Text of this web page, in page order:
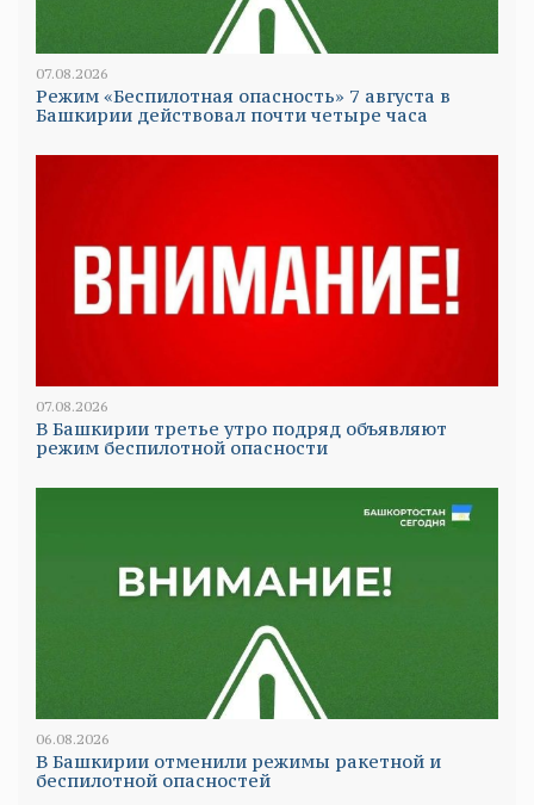
07.08.2026
Режим «Беспилотная опасность» 7 августа в
Башкирии действовал почти четыре часа
07.08.2026
В Башкирии третье утро подряд объявляют
режим беспилотной опасности
06.08.2026
В Башкирии отменили режимы ракетной и
беспилотной опасностей